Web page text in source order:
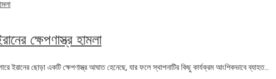
ক্ষেপণাস্ত্র হামলা
ইরানের ছোড়া একটি ক্ষেপণাস্ত্র আঘাত হেনেছে, যার ফলে স্থাপনাটির কিছু কার্যক্রম আংশিকভাবে ব্যাহত...